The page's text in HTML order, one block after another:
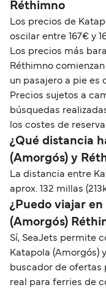
Réthimno
Los precios de
oscilar entre 167€ y
Los precios más
Réthimno
un pasajero a pie es
Precios sujetos a
búsquedas
los costes de
¿Qué distancia
(Amorgós) y
La distancia entre
aprox. 132 millas
¿Puedo viajar
(Amorgós)
Sí, SeaJets permite
Katapola (Amorgós)
buscador de ofertas
real para ferries de